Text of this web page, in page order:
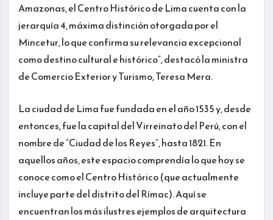
Amazonas, el Centro Histórico de Lima cuenta con la
jerarquía 4, máxima distinción otorgada por el
Mincetur, lo que confirma su relevancia excepcional
como destino cultural e histórico”, destacó la ministra
de Comercio Exterior y Turismo, Teresa Mera.
La ciudad de Lima fue fundada en el año 1535 y, desde
entonces, fue la capital del Virreinato del Perú, con el
nombre de “Ciudad de los Reyes”, hasta 1821. En
aquellos años, este espacio comprendía lo que hoy se
conoce como el Centro Histórico (que actualmente
incluye parte del distrito del Rímac). Aquí se
encuentran los más ilustres ejemplos de arquitectura